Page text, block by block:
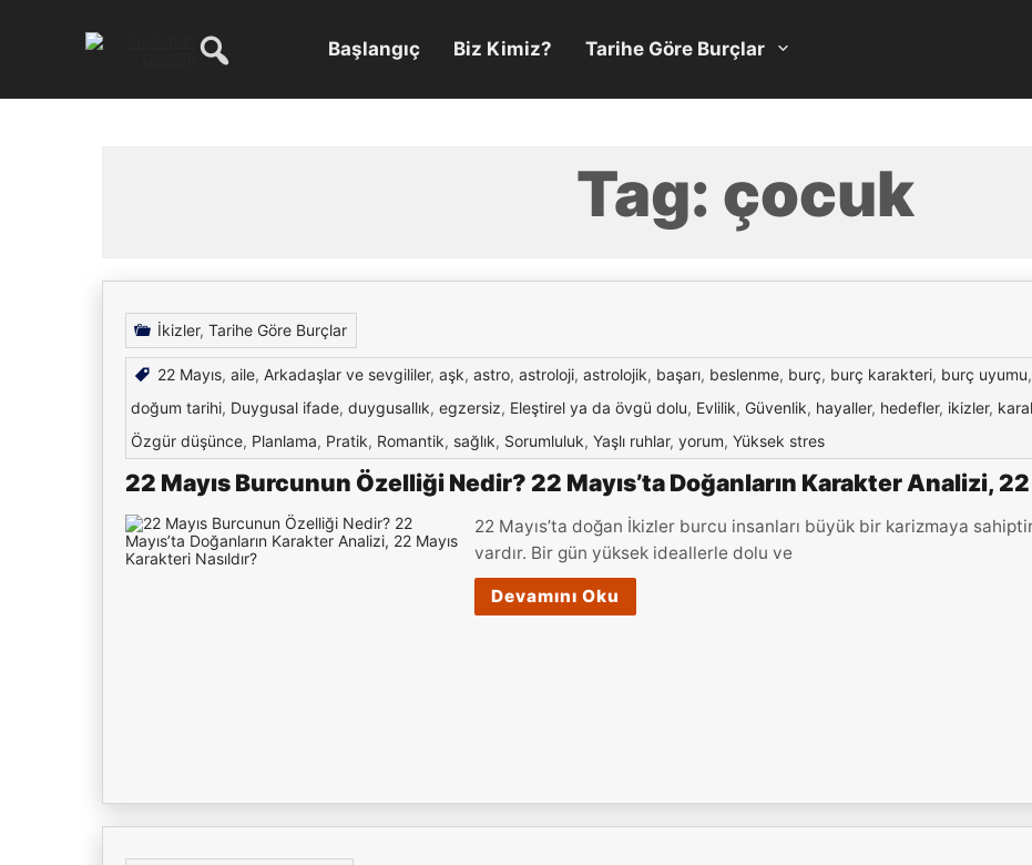
Başlangıç Biz Kimiz? Tarihe Göre Burçlar
Tag: çocuk
İkizler, Tarihe Göre Burçlar
22 Mayıs, aile, Arkadaşlar ve sevgililer, aşk, astro, astroloji, astrolojik, başarı, beslenme, burç, burç karakteri, burç uyumu,
doğum tarihi, Duygusal ifade, duygusallık, egzersiz, Eleştirel ya da övgü dolu, Evlilik, Güvenlik, hayaller, hedefler, ikizler,
Özgür düşünce, Planlama, Pratik, Romantik, sağlık, Sorumluluk, Yaşlı ruhlar, yorum, Yüksek stres
22 Mayıs Burcunun Özelliği Nedir? 22 Mayıs’ta Doğanların Karakter Analizi, 22
22 Mayıs’ta doğan İkizler burcu insanları büyük bir karizmaya
vardır. Bir gün yüksek ideallerle dolu ve
Devamını Oku